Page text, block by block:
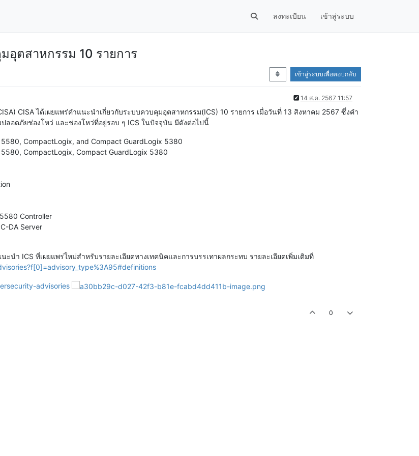
ลงทะเบียน เข้าสู่ระบบ
อุตสาหกรรม 10 รายการ
เข้าสู่ระบบเพื่อตอบกลับ
14 ส.ค. 2567 11:57
CISA ได้เผยแพร่คำแนะนำเกี่ยวกับระบบควบคุมอุตสาหกรรม(ICS) 10 รายการ เมื่อวันที่ 13 สิงหาคม 2567 ซึ่งคำ
อดภัยช่องโหว่ และช่องโหว่ที่อยู่รอบ ๆ ICS ในปัจจุบัน มีดังต่อไปนี้
CompactLogix, and Compact GuardLogix 5380
CompactLogix, Compact GuardLogix 5380
Controller
DA Server
ำ ICS ที่เผยแพร่ใหม่สำหรับรายละเอียดทางเทคนิคและการบรรเทาผลกระทบ รายละเอียดเพิ่มเติมที่
advisories
0